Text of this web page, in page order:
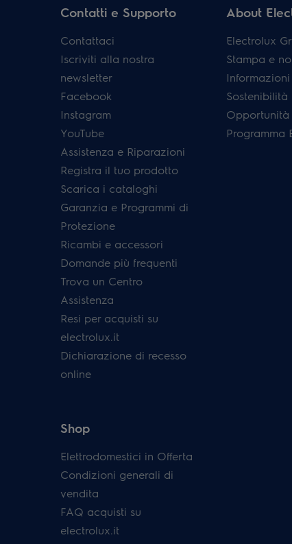
Contatti e Supporto
Contattaci
Iscriviti alla nostra
newsletter
Facebook
Instagram
YouTube
Assistenza e Riparazioni
Registra il tuo prodotto
Scarica i cataloghi
Garanzia e Programmi di
Protezione
Ricambi e accessori
Domande più frequenti
Trova un Centro
Assistenza
Resi per acquisti su
electrolux.it
Dichiarazione di recesso
online
About
Electrolux
Stampa e
Sostenibilità
Programma
Shop
Elettrodomestici in Offerta
Condizioni generali di
vendita
FAQ acquisti su
electrolux.it